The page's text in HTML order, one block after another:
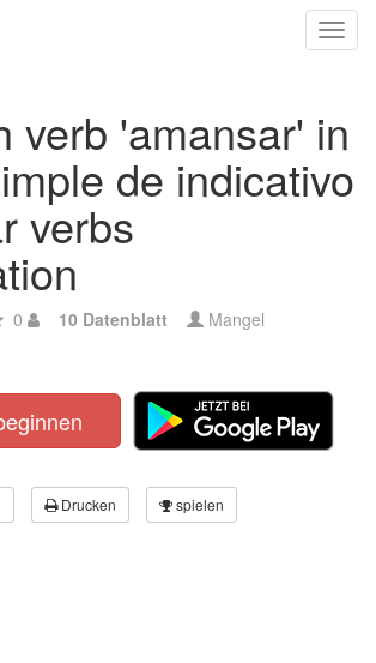
verb 'amansar' in
de indicativo
verbs
0 10 Datenblatt Mangel
Drucken spielen